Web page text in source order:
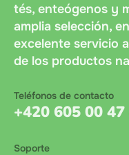
tés, enteógenos y
amplia selección,
excelente servicio
de los productos
Teléfonos de contacto
+420 605 00 47
Soporte